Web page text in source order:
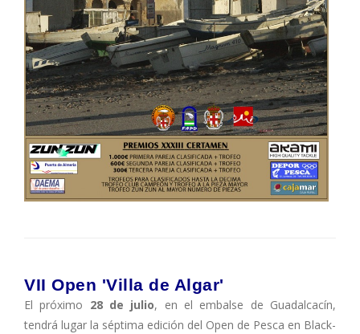
VII Open 'Villa de Algar'
El próximo 28 de julio, en el embalse de Guadalcacín,
tendrá lugar la séptima edición del Open de Pesca en Black-